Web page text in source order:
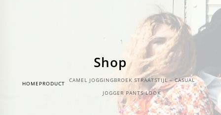
Shop
HOME PRODUCT
CAMEL JOGGINGBROEK STRAATSTIJL – CASUAL
JOGGER PANTS LOOK